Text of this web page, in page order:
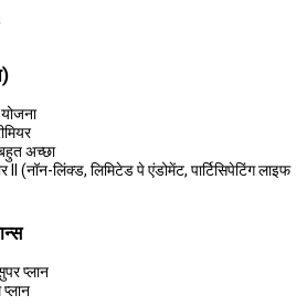
योजना
अच्छा
(नॉन-लिंक्ड, लिमिटेड पे एंडोमेंट, पार्टिसिपेटिंग लाइफ
प्लान